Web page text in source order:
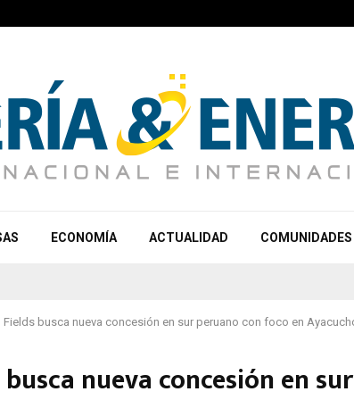
ECONOMÍA ACTUALIDAD COMUNIDADES
Fields busca nueva concesión en sur peruano con foco en
nueva concesión en sur